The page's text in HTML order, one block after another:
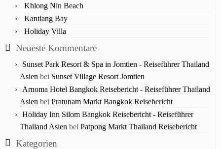
Khlong Nin Beach
Kantiang Bay
Holiday Villa
Neueste Kommentare
Sunset Park Resort & Spa in Jomtien - Reiseführer Thailand
Asien bei Sunset Village Resort Jomtien
Arnoma Hotel Bangkok Reisebericht - Reiseführer Thailand
Asien bei Pratunam Markt Bangkok Reisebericht
Holiday Inn Silom Bangkok Reisebericht - Reiseführer
Thailand Asien bei Patpong Markt Thailand Reisebericht
Kategorien